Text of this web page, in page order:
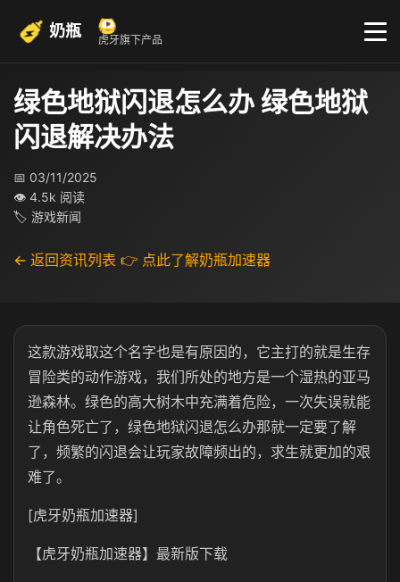
奶瓶 虎牙旗下产品
绿色地狱闪退怎么办 绿色地狱
闪退解决办法
📅 03/11/2025
👁 4.5k 阅读
🏷 游戏新闻
← 返回资讯列表 👉 点此了解奶瓶加速器
这款游戏取这个名字也是有原因的，它主打的就是生存
冒险类的动作游戏，我们所处的地方是一个湿热的亚马
逊森林。绿色的高大树木中充满着危险，一次失误就能
让角色死亡了，绿色地狱闪退怎么办那就一定要了解
了，频繁的闪退会让玩家故障频出的，求生就更加的艰
难了。
[虎牙奶瓶加速器]
【虎牙奶瓶加速器】最新版下载